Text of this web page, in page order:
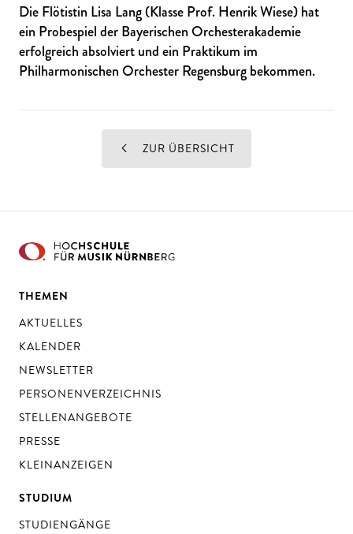
Die Flötistin Lisa Lang (Klasse Prof. Henrik Wiese) hat
ein Probespiel der Bayerischen Orchesterakademie
erfolgreich absolviert und ein Praktikum im
Philharmonischen Orchester Regensburg bekommen.
ZUR ÜBERSICHT
THEMEN
AKTUELLES
KALENDER
NEWSLETTER
PERSONENVERZEICHNIS
STELLENANGEBOTE
PRESSE
KLEINANZEIGEN
STUDIUM
STUDIENGÄNGE